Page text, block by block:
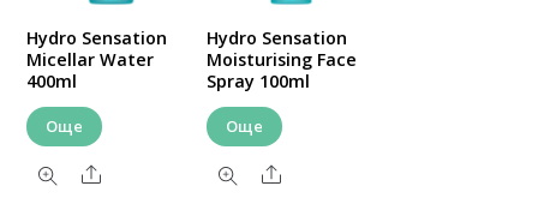
Hydro Sensation
Micellar Water
400ml
Още
Share
Hydro Sensation
Moisturising Face
Spray 100ml
Още
Share